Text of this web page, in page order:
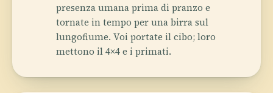
presenza umana prima di pranzo e
tornate in tempo per una birra sul
lungofiume. Voi portate il cibo; loro
mettono il 4×4 e i primati.